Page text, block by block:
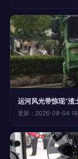
运河风光带惊现“渣
更新：2026-08-04